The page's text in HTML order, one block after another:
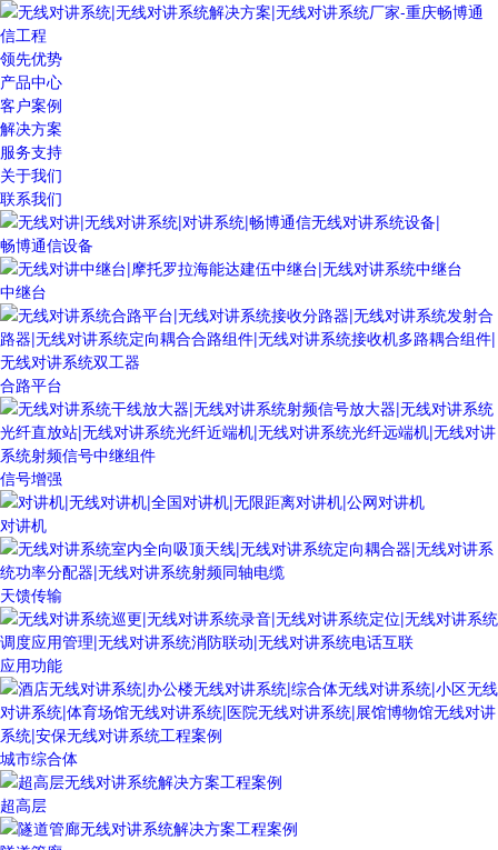
领先优势
产品中心
客户案例
解决方案
服务支持
关于我们
联系我们
畅博通信设备
中继台
合路平台
信号增强
对讲机
天馈传输
应用功能
城市综合体
超高层